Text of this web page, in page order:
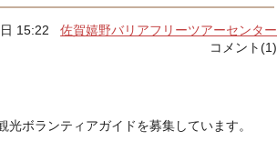
日 15:22佐賀嬉野バリアフリーツアーセンター
コメント(1)
ボランティアガイドを募集しています。